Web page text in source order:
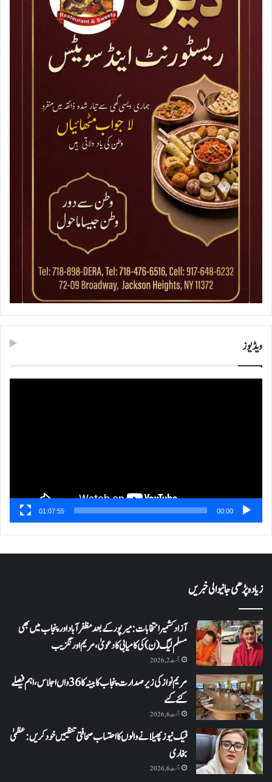
ویڈیوز
00:00
01:07:55
زیادہ پڑھی جانیوالی خبریں
آزاد کشمیر انتخابات: میرپور کے بعد مظفرآباد اور پنجاب میں بھی
مسلم لیگ (ن) کی کامیابی کا دعویٰ، مریم اورنگزیب
اگست 2, 2026
مریم نواز کی زیر صدارت پنجاب کابینہ کا 36واں اجلاس،اہم فیصلے
کئے گئے
اگست 6, 2026
فیک نیوز پھیلانے والوں کا احتساب صحافتی تنظیمیں خود کریں: عظمیٰ
بخاری
اگست 6, 2026